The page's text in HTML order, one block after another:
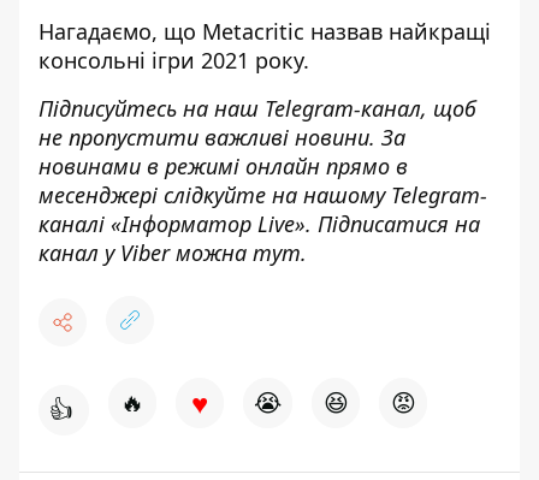
Нагадаємо, що Metacritic назвав найкращі
консольні ігри 2021 року.
Підписуйтесь на наш Telegram-канал, щоб
не пропустити важливі новини. За
новинами в режимі онлайн прямо в
месенджері слідкуйте на нашому Telegram-
каналі «Інформатор Live». Підписатися на
канал у Viber можна тут.
👍 🔥 ♥ 😭 😆 😡